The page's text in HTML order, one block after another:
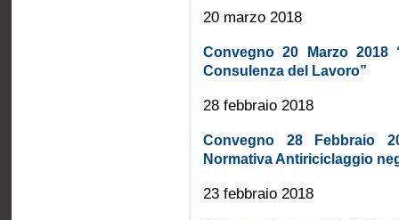
20 marzo 2018
Convegno 20 Marzo 2018
Consulenza del Lavoro”
28 febbraio 2018
Convegno 28 Febbraio
Normativa Antiriciclaggio
23 febbraio 2018